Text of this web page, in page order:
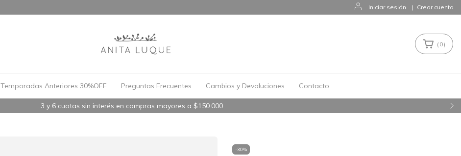
Iniciar sesión | Crear cuenta
3 y 6 cuotas sin interés en compras mayores a $150.000
( 0)
Temporadas Anteriores 30%OFF Preguntas Frecuentes Cambios y Devoluciones Contacto
-30%